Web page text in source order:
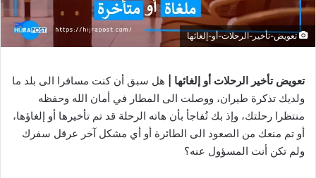
تعويض-تأخير-الرحلات-أو-إلغائها
تعويض تأخير الرحلات أو إلغائها |
هل سبق أن كنت مسافرا الى بلد ما
ولديك تذكرة طيران، ووصلت الى المطار في أمان الله وحفظه
منتظرا رحلتك، وإذ بك تُفاجأ بأن هاته الرحلة قد تم تأخيرها أو إلغاؤها،
أو تم منعك من الصعود الى الطائرة أو أي مشكل آخر عرقل سفرك
ولم تكن أنت المسؤول عنه؟